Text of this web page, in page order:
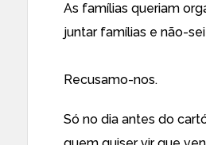
As famílias queriam
juntar famílias e não-
Recusamo-nos.
Só no dia antes do